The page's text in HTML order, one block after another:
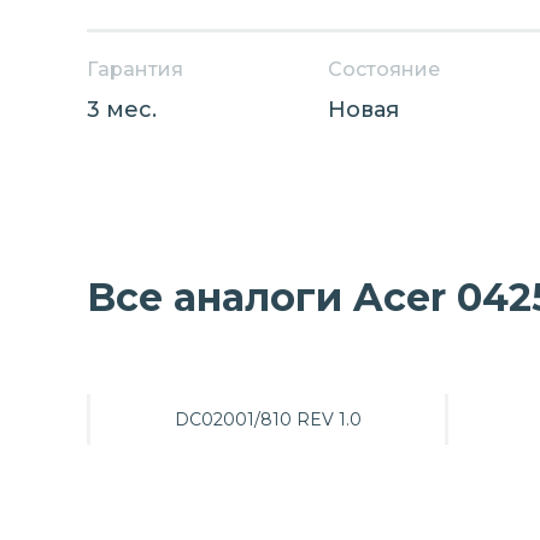
Гарантия
3 мес.
Состояние
Новая
Все аналоги Acer
DC02001/810 REV 1.0